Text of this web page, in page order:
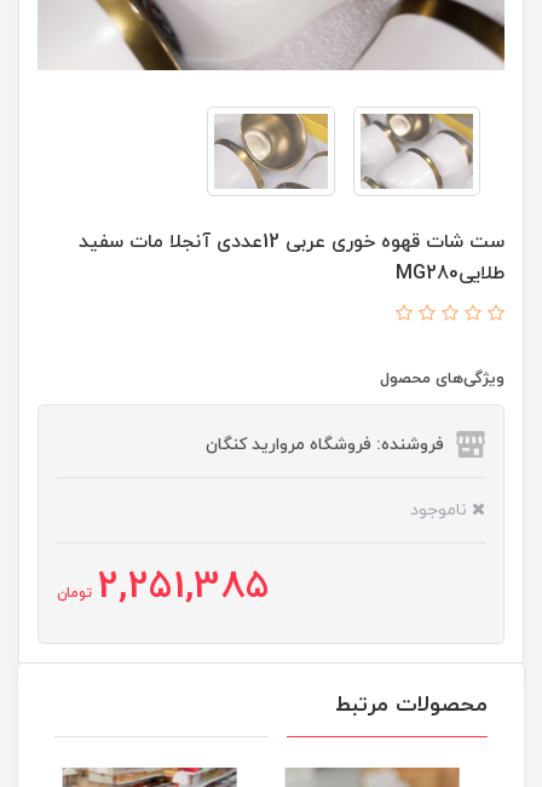
ست شات قهوه خوری عربی 12عددی آنجلا مات سفید
طلاییMG280
ویژگی‌های محصول
فروشنده: فروشگاه مروارید کنگان
ناموجود
2,251,385 تومان
محصولات مرتبط